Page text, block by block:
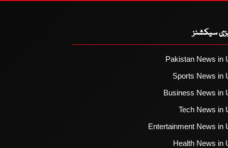
سیکشنز
Pakistan News in
Sports News in
Business News in
Tech News in
Entertainment News in
Health News in